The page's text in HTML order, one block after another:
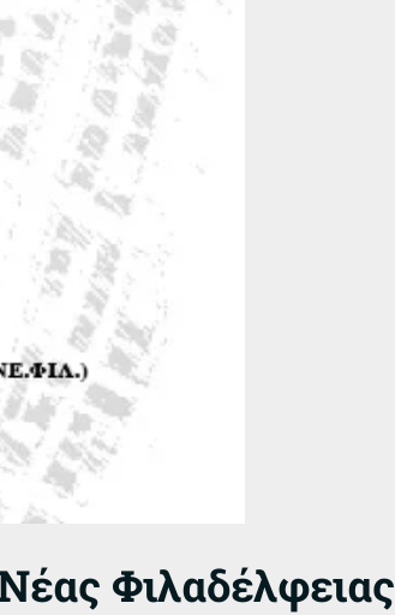
Φιλαδέλφειας